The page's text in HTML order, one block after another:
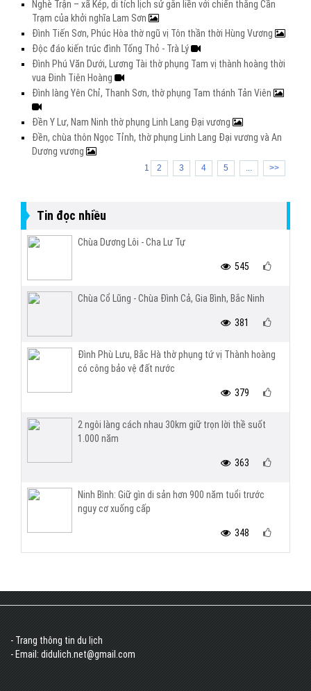
Nghè Trận – xã Kép, di tích lịch sử gắn liền với chiến thắng Cần
Trạm của khởi nghĩa Lam Sơn
Đình Tiến Sơn, Phúc Hòa thờ ngũ vị Tôn thần thời Hùng Vương
Độc đáo kiến trúc đình Tống Thỏ - Trà Lý
Đình Phú Văn Dưới, Lương Tài thờ phụng Tam vị thành hoàng thời
vua Đinh Tiên Hoàng
Đình làng Yên Chỉ, Thanh Sơn, thờ phụng Tam thánh Tản Viên
Đền Y Lư, Nam Ninh thờ phụng Linh Lang Đại vương
Đền, chùa thôn Ngọc Tỉnh, thờ phụng Linh Lang Đại vương và An
Dương vương
1 2 3 4 5 ... >>
Tin đọc nhiều
Chùa Dương Lôi - Cha Lư Tự
545
Chùa Cổ Lũng - Chùa Đình Cả, Gia Bình, Bắc Ninh
381
Đình Phù Lưu, Bắc Hà thờ phụng tứ vị Thành hoàng
có công bảo vệ đất nước
379
2 ngôi làng cách nhau 30km giữ trọn lời thề suốt
1.000 năm
363
Ninh Bình: Giữ gìn di sản hơn 900 năm tuổi trước
nguy cơ xuống cấp
348
- Trang thông tin du lịch
- Email: didulich.net@gmail.com